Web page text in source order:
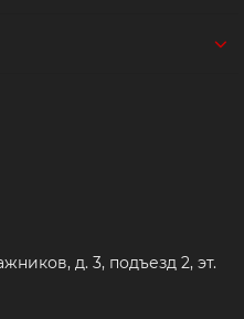
д. 3, подъезд 2, эт.